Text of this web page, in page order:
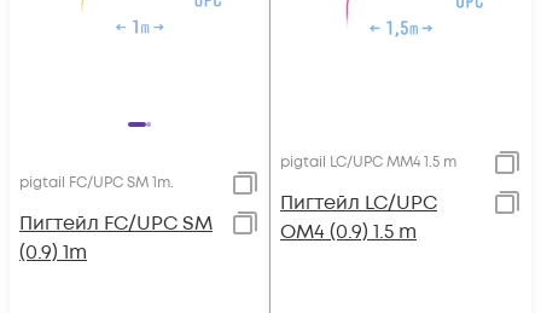
pigtail FC/UPC SM 1m.
Пигтейл FC/UPC SM
(0.9) 1m
pigtail LC/UPC MM4 1.5 m
Пигтейл LC/UPC
OM4 (0.9) 1.5 m